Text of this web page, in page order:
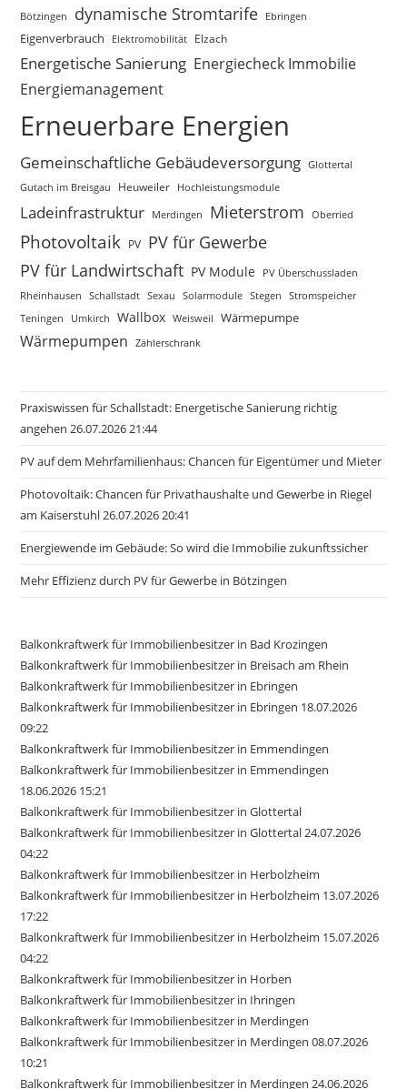
Bötzingen dynamische Stromtarife Ebringen
Eigenverbrauch Elektromobilität Elzach
Energetische Sanierung Energiecheck Immobilie
Energiemanagement
Erneuerbare Energien
Gemeinschaftliche Gebäudeversorgung Glottertal
Gutach im Breisgau
Heuweiler Hochleistungsmodule
Ladeinfrastruktur Merdingen Mieterstrom Oberried
Photovoltaik PV PV für Gewerbe
PV für Landwirtschaft PV Module
PV Überschussladen
Rheinhausen
Schallstadt Sexau Solarmodule Stegen
Stromspeicher
Teningen
Umkirch Wallbox Weisweil Wärmepumpe
Wärmepumpen Zählerschrank
Praxiswissen für Schallstadt: Energetische Sanierung richtig
angehen 26.07.2026 21:44
PV auf dem Mehrfamilienhaus: Chancen für Eigentümer und Mieter
Photovoltaik: Chancen für Privathaushalte und Gewerbe in Riegel
am Kaiserstuhl 26.07.2026 20:41
Energiewende im Gebäude: So wird die Immobilie zukunftssicher
Mehr Effizienz durch PV für Gewerbe in Bötzingen
Balkonkraftwerk für Immobilienbesitzer in Bad Krozingen
Balkonkraftwerk für Immobilienbesitzer in Breisach am Rhein
Balkonkraftwerk für Immobilienbesitzer in Ebringen
Balkonkraftwerk für Immobilienbesitzer in Ebringen 18.07.2026
09:22
Balkonkraftwerk für Immobilienbesitzer in Emmendingen
Balkonkraftwerk für Immobilienbesitzer in Emmendingen
18.06.2026 15:21
Balkonkraftwerk für Immobilienbesitzer in Glottertal
Balkonkraftwerk für Immobilienbesitzer in Glottertal 24.07.2026
04:22
Balkonkraftwerk für Immobilienbesitzer in Herbolzheim
Balkonkraftwerk für Immobilienbesitzer in Herbolzheim 13.07.2026
17:22
Balkonkraftwerk für Immobilienbesitzer in Herbolzheim 15.07.2026
04:22
Balkonkraftwerk für Immobilienbesitzer in Horben
Balkonkraftwerk für Immobilienbesitzer in Ihringen
Balkonkraftwerk für Immobilienbesitzer in Merdingen
Balkonkraftwerk für Immobilienbesitzer in Merdingen 08.07.2026
10:21
Balkonkraftwerk für Immobilienbesitzer in Merdingen 24.06.2026